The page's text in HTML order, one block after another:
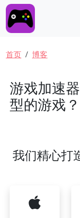
跳转到主要内容
面包屑
首页 博客
游戏加速
型的游戏？
我们精心打